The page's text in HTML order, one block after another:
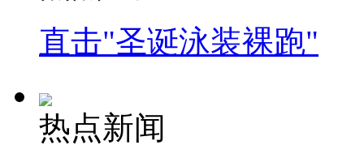
直击"圣诞泳装裸跑"
热点新闻